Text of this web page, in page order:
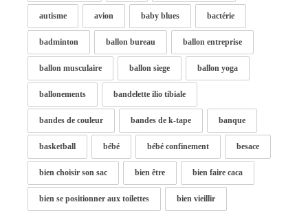
autisme avion baby blues bactérie
badminton ballon bureau ballon entreprise
ballon musculaire ballon siege ballon yoga
ballonements bandelette ilio tibiale
bandes de couleur bandes de k-tape banque
basketball bébé bébé confinement besace
bien choisir son sac bien être bien faire caca
bien se positionner aux toilettes bien vieillir